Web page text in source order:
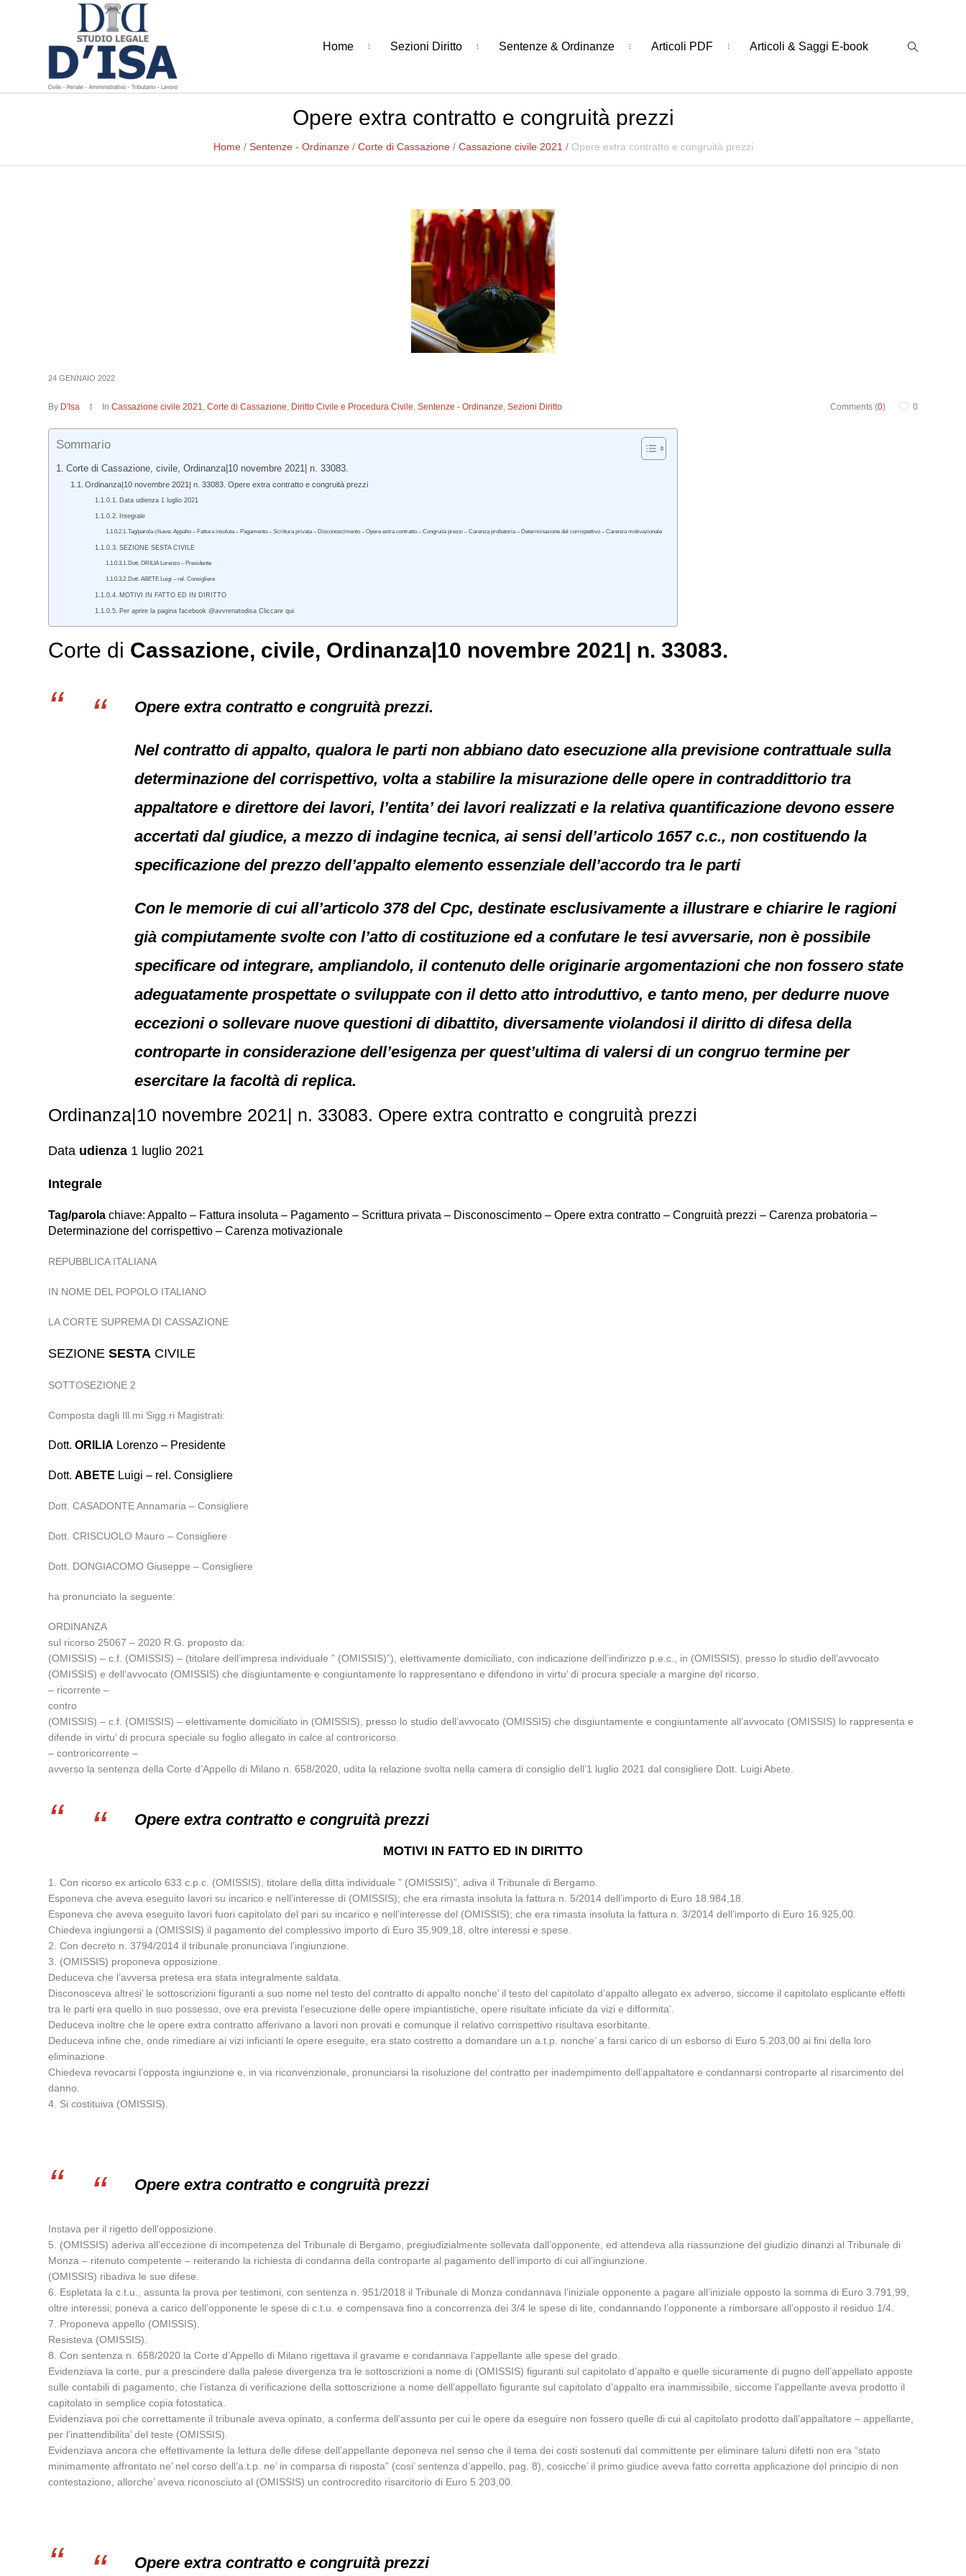
Home Sezioni Diritto Sentenze & Ordinanze Articoli PDF Articoli & Saggi E-book
Opere extra contratto e congruità prezzi
Home / Sentenze - Ordinanze / Corte di Cassazione / Cassazione civile 2021 / Opere extra contratto e congruità prezzi
24 GENNAIO 2022
Comments (0) 0
By D'Isa InCassazione civile 2021,Corte di Cassazione, Diritto Civile e Procedura Civile,Sentenze - Ordinanze,Sezioni Diritto
Sommario
Corte di Cassazione, civile, Ordinanza|10 novembre 2021| n. 33083.
Ordinanza|10 novembre 2021| n. 33083. Opere extra contratto e congruità prezzi
Data udienza 1 luglio 2021
Integrale
Tag/parola chiave: Appalto – Fattura insoluta – Pagamento – Scrittura privata – Disconoscimento – Opere extra contratto – Congruità prezzi – Carenza probatoria – Determinazione del corrispettivo – Carenza motivazionale
SEZIONE SESTA CIVILE
Dott. ORILIA Lorenzo – Presidente
Dott. ABETE Luigi – rel. Consigliere
MOTIVI IN FATTO ED IN DIRITTO
Per aprire la pagina facebook @avvrenatodisa Cliccare qui
Corte di Cassazione, civile, Ordinanza|10 novembre 2021| n. 33083.
Opere extra contratto e congruità prezzi.
Nel contratto di appalto, qualora le parti non abbiano dato esecuzione alla previsione contrattuale sulla
determinazione del corrispettivo, volta a stabilire la misurazione delle opere in contraddittorio tra
appaltatore e direttore dei lavori, l’entita’ dei lavori realizzati e la relativa quantificazione devono essere
accertati dal giudice, a mezzo di indagine tecnica, ai sensi dell’articolo 1657 c.c., non costituendo la
specificazione del prezzo dell’appalto elemento essenziale dell’accordo tra le parti
Con le memorie di cui all’articolo 378 del Cpc, destinate esclusivamente a illustrare e chiarire le ragioni
già compiutamente svolte con l’atto di costituzione ed a confutare le tesi avversarie, non è possibile
specificare od integrare, ampliandolo, il contenuto delle originarie argomentazioni che non fossero state
adeguatamente prospettate o sviluppate con il detto atto introduttivo, e tanto meno, per dedurre nuove
eccezioni o sollevare nuove questioni di dibattito, diversamente violandosi il diritto di difesa della
controparte in considerazione dell’esigenza per quest’ultima di valersi di un congruo termine per
esercitare la facoltà di replica.
Ordinanza|10 novembre 2021| n. 33083. Opere extra contratto e congruità prezzi
Data udienza 1 luglio 2021
Integrale
Tag/parola chiave: Appalto – Fattura insoluta – Pagamento – Scrittura privata – Disconoscimento – Opere extra contratto – Congruità prezzi – Carenza probatoria –
Determinazione del corrispettivo – Carenza motivazionale
REPUBBLICA ITALIANA
IN NOME DEL POPOLO ITALIANO
LA CORTE SUPREMA DI CASSAZIONE
SEZIONESESTA CIVILE
SOTTOSEZIONE 2
Composta dagli Ill.mi Sigg.ri Magistrati:
Dott.ORILIA Lorenzo – Presidente
Dott.ABETE Luigi – rel. Consigliere
Dott. CASADONTE Annamaria – Consigliere
Dott. CRISCUOLO Mauro – Consigliere
Dott. DONGIACOMO Giuseppe – Consigliere
ha pronunciato la seguente:
ORDINANZA
sul ricorso 25067 – 2020 R.G. proposto da:
(OMISSIS) – c.f. (OMISSIS) – (titolare dell’impresa individuale ” (OMISSIS)”), elettivamente domiciliato, con indicazione dell’indirizzo p.e.c., in (OMISSIS), presso lo studio dell’avvocato
(OMISSIS) e dell’avvocato (OMISSIS) che disgiuntamente e congiuntamente lo rappresentano e difendono in virtu’ di procura speciale a margine del ricorso.
– ricorrente –
contro
(OMISSIS) – c.f. (OMISSIS) – elettivamente domiciliato in (OMISSIS), presso lo studio dell’avvocato (OMISSIS) che disgiuntamente e congiuntamente all’avvocato (OMISSIS) lo rappresenta e
difende in virtu’ di procura speciale su foglio allegato in calce al controricorso.
– controricorrente –
avverso la sentenza della Corte d’Appello di Milano n. 658/2020, udita la relazione svolta nella camera di consiglio dell’1 luglio 2021 dal consigliere Dott. Luigi Abete.
Opere extra contratto e congruità prezzi
MOTIVI IN FATTO ED IN DIRITTO
1. Con ricorso ex articolo 633 c.p.c. (OMISSIS), titolare della ditta individuale ” (OMISSIS)”, adiva il Tribunale di Bergamo.
Esponeva che aveva eseguito lavori su incarico e nell’interesse di (OMISSIS); che era rimasta insoluta la fattura n. 5/2014 dell’importo di Euro 18.984,18.
Esponeva che aveva eseguito lavori fuori capitolato del pari su incarico e nell’interesse del (OMISSIS); che era rimasta insoluta la fattura n. 3/2014 dell’importo di Euro 16.925,00.
Chiedeva ingiungersi a (OMISSIS) il pagamento del complessivo importo di Euro 35.909,18, oltre interessi e spese.
2. Con decreto n. 3794/2014 il tribunale pronunciava l’ingiunzione.
3. (OMISSIS) proponeva opposizione.
Deduceva che l’avversa pretesa era stata integralmente saldata.
Disconosceva altresi’ le sottoscrizioni figuranti a suo nome nel testo del contratto di appalto nonche’ il testo del capitolato d’appalto allegato ex adverso, siccome il capitolato esplicante effetti
tra le parti era quello in suo possesso, ove era prevista l’esecuzione delle opere impiantistiche, opere risultate inficiate da vizi e difformita’.
Deduceva inoltre che le opere extra contratto afferivano a lavori non provati e comunque il relativo corrispettivo risultava esorbitante.
Deduceva infine che, onde rimediare ai vizi inficianti le opere eseguite, era stato costretto a domandare un a.t.p. nonche’ a farsi carico di un esborso di Euro 5.203,00 ai fini della loro
eliminazione.
Chiedeva revocarsi l’opposta ingiunzione e, in via riconvenzionale, pronunciarsi la risoluzione del contratto per inadempimento dell’appaltatore e condannarsi controparte al risarcimento del
danno.
4. Si costituiva (OMISSIS).
Opere extra contratto e congruità prezzi
Instava per il rigetto dell’opposizione.
5. (OMISSIS) aderiva all’eccezione di incompetenza del Tribunale di Bergamo, pregiudizialmente sollevata dall’opponente, ed attendeva alla riassunzione del giudizio dinanzi al Tribunale di
Monza – ritenuto competente – reiterando la richiesta di condanna della controparte al pagamento dell’importo di cui all’ingiunzione.
(OMISSIS) ribadiva le sue difese.
6. Espletata la c.t.u., assunta la prova per testimoni, con sentenza n. 951/2018 il Tribunale di Monza condannava l’iniziale opponente a pagare all’iniziale opposto la somma di Euro 3.791,99,
oltre interessi; poneva a carico dell’opponente le spese di c.t.u. e compensava fino a concorrenza dei 3/4 le spese di lite, condannando l’opponente a rimborsare all’opposto il residuo 1/4.
7. Proponeva appello (OMISSIS).
Resisteva (OMISSIS).
8. Con sentenza n. 658/2020 la Corte d’Appello di Milano rigettava il gravame e condannava l’appellante alle spese del grado.
Evidenziava la corte, pur a prescindere dalla palese divergenza tra le sottoscrizioni a nome di (OMISSIS) figuranti sul capitolato d’appalto e quelle sicuramente di pugno dell’appellato apposte
sulle contabili di pagamento, che l’istanza di verificazione della sottoscrizione a nome dell’appellato figurante sul capitolato d’appalto era inammissibile, siccome l’appellante aveva prodotto il
capitolato in semplice copia fotostatica.
Evidenziava poi che correttamente il tribunale aveva opinato, a conferma dell’assunto per cui le opere da eseguire non fossero quelle di cui al capitolato prodotto dall’appaltatore – appellante,
per l’inattendibilita’ del teste (OMISSIS).
Evidenziava ancora che effettivamente la lettura delle difese dell’appellante deponeva nel senso che il tema dei costi sostenuti dal committente per eliminare taluni difetti non era “stato
minimamente affrontato ne’ nel corso dell’a.t.p. ne’ in comparsa di risposta” (cosi’ sentenza d’appello, pag. 8), cosicche’ il primo giudice aveva fatto corretta applicazione del principio di non
contestazione, allorche’ aveva riconosciuto al (OMISSIS) un controcredito risarcitorio di Euro 5.203,00.
Opere extra contratto e congruità prezzi